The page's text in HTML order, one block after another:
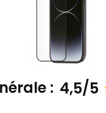
: Note
4,5/5